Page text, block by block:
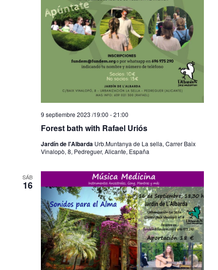
Forest bath with Rafael Uriós
9 septiembre 2023 /19:00 -21:00
Jardín de l'Albarda Urb.Muntanya de La sella, Carrer Baix
Vinalopò, 8, Pedreguer, Alicante, España
SÁB
16